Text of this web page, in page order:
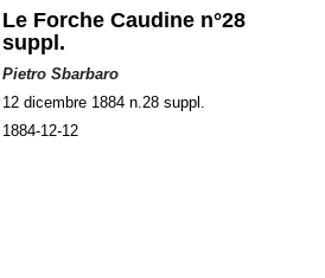
Le Forche Caudine n°28
suppl.
Pietro Sbarbaro
12 dicembre 1884 n.28 suppl.
1884-12-12